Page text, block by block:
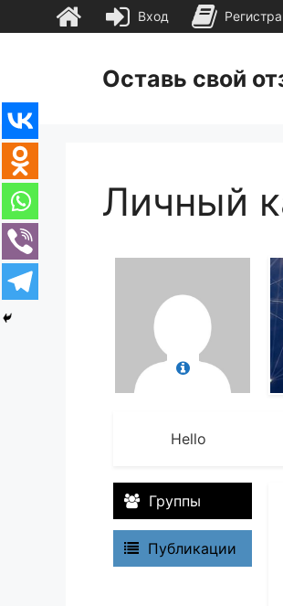
содержимомуОставь свой
Личный
Hello
Группы
Публикации
Вход